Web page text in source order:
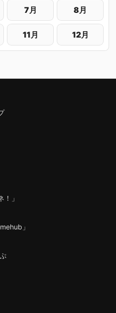
7月 8月
11月 12月
」
」